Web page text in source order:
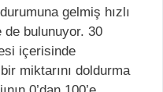
gelmiş hızlı
de bulunuyor. 30
içerisinde
miktarını doldurma